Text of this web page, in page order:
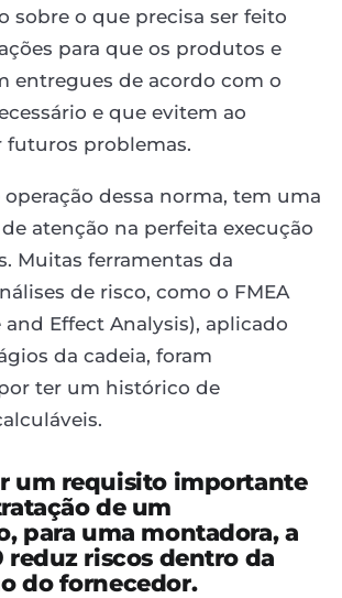
sobre o que precisa ser feito
para que os produtos e
entregues de acordo com o
e que evitem ao
futuros problemas.
dessa norma, tem uma
atenção na perfeita execução
Muitas ferramentas da
de risco, como o FMEA
and Effect Analysis), aplicado
da cadeia, foram
ter um histórico de
um requisito importante
de um
para uma montadora, a
reduz riscos dentro da
do fornecedor.